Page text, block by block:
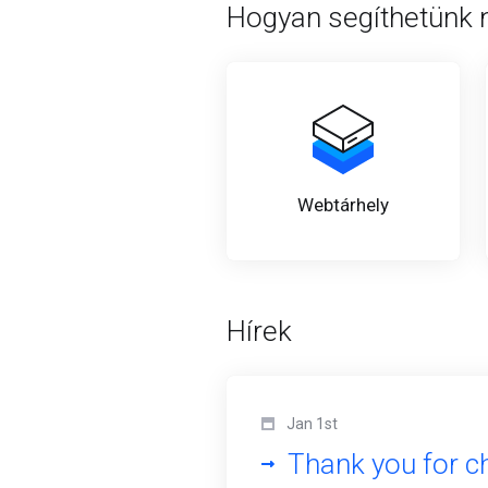
Hogyan segíthetünk
Webtárhely
Hírek
Jan 1st
Thank you for